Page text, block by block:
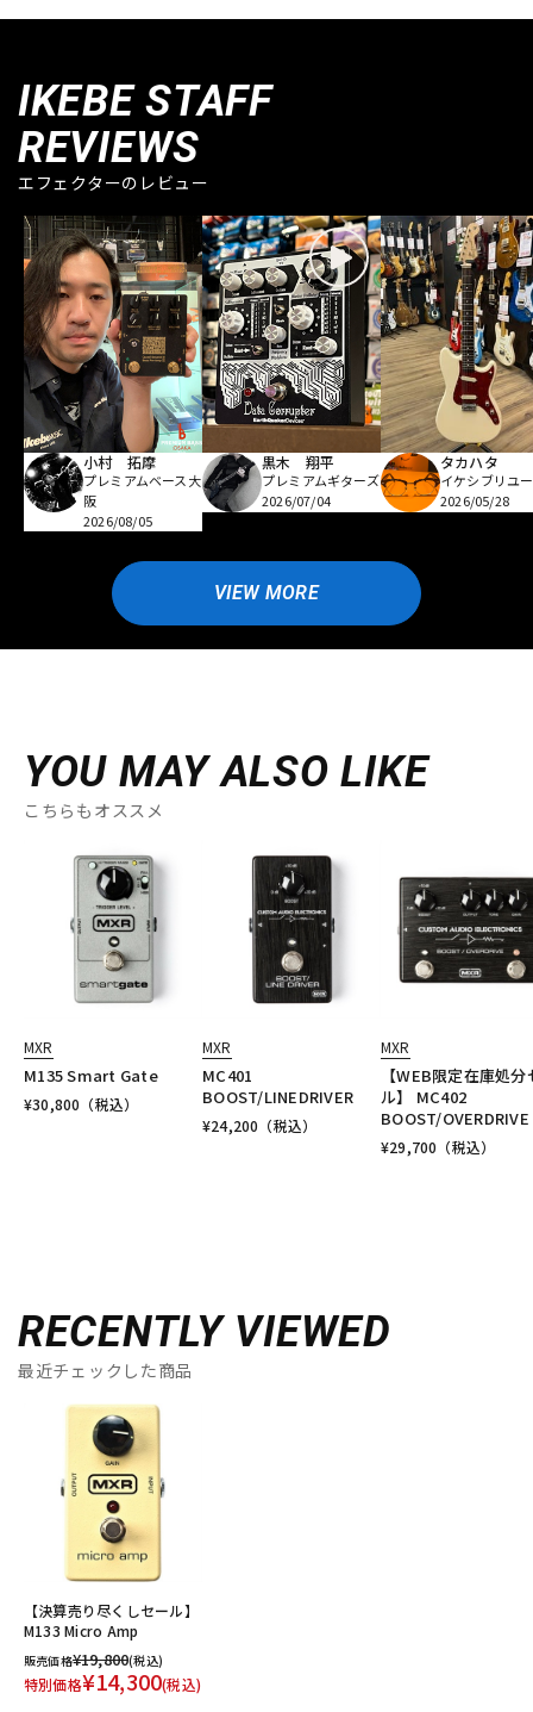
IKEBE STAFF
REVIEWS
エフェクターのレビュー
小村 拓摩
プレミアムベース大
阪
2026/08/05
黒木 翔平
プレミアムギターズ
2026/07/04
タカハタ
イケシブリユ
2026/05/28
VIEW MORE
YOU MAY ALSO LIKE
こちらもオススメ
MXR
M135 Smart Gate
¥30,800 （税込）
MXR
MC401
BOOST/LINEDRIVER
¥24,200 （税込）
MXR
【WEB限定在庫処分
ル】 MC402
BOOST/OVERDRIVE
¥29,700 （税込）
RECENTLY VIEWED
最近チェックした商品
【決算売り尽くしセール】
M133 Micro Amp
販売価格¥19,800(税込)
特別価格¥14,300(税込)